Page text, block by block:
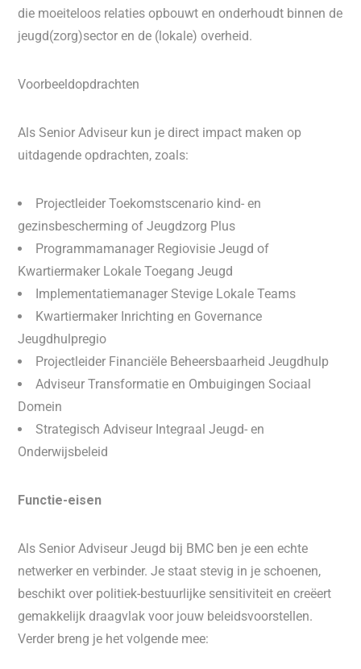
die moeiteloos relaties opbouwt en onderhoudt binnen de
jeugd(zorg)sector en de (lokale) overheid.
Voorbeeldopdrachten
Als Senior Adviseur kun je direct impact maken op
uitdagende opdrachten, zoals:
Projectleider Toekomstscenario kind- en
gezinsbescherming of Jeugdzorg Plus
Programmamanager Regiovisie Jeugd of
Kwartiermaker Lokale Toegang Jeugd
Implementatiemanager Stevige Lokale Teams
Kwartiermaker Inrichting en Governance
Jeugdhulpregio
Projectleider Financiële Beheersbaarheid Jeugdhulp
Adviseur Transformatie en Ombuigingen Sociaal
Domein
Strategisch Adviseur Integraal Jeugd- en
Onderwijsbeleid
Functie-eisen
Als Senior Adviseur Jeugd bij BMC ben je een echte
netwerker en verbinder. Je staat stevig in je schoenen,
beschikt over politiek-bestuurlijke sensitiviteit en creëert
gemakkelijk draagvlak voor jouw beleidsvoorstellen.
Verder breng je het volgende mee: